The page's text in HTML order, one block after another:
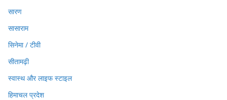
सारण
सासाराम
सिनेमा / टीवी
सीतामढ़ी
स्वास्थ और लाइफ स्टाइल
हिमाचल प्रदेश